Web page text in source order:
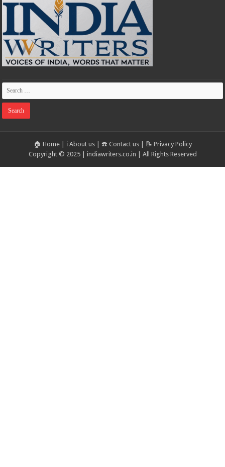
🏠 Home| ℹ️ About us| ☎️ Contact us|
📝 Privacy Policy
Copyright © 2025 | indiawriters.co.in | All Rights Reserved